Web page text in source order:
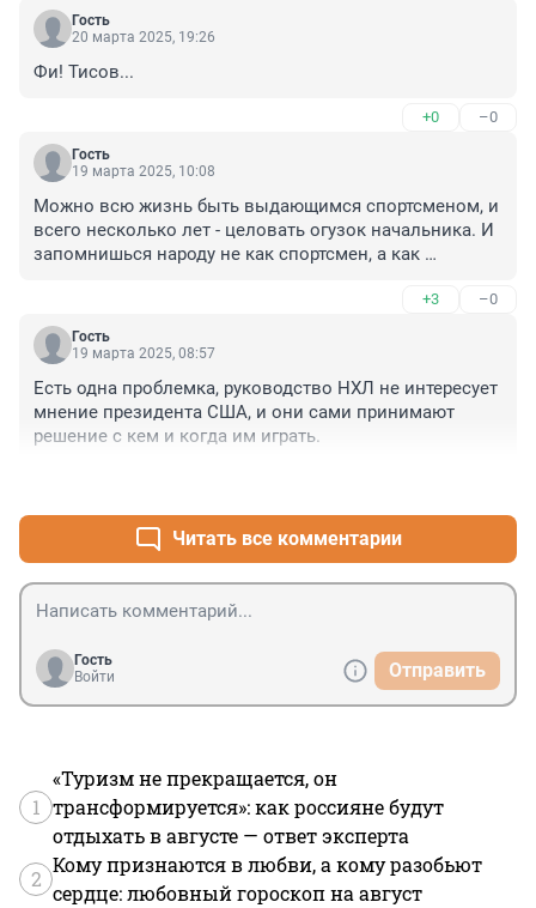
Гость
20 марта 2025, 19:26
Фи! Тисов...
+0 –0
Гость
19 марта 2025, 10:08
Можно всю жизнь быть выдающимся спортсменом, и
всего несколько лет - целовать огузок начальника. И
запомнишься народу не как спортсмен, а как
+3 –0
Гость
19 марта 2025, 08:57
Есть одна проблемка, руководство НХЛ не интересует
мнение президента США, и они сами принимают
решение с кем и когда им играть.
Читать все комментарии
Гость
Войти
Отправить
1
«Туризм не прекращается, он
трансформируется»: как россияне будут
отдыхать в августе — ответ эксперта
2
Кому признаются в любви, а кому разобьют
сердце: любовный гороскоп на август